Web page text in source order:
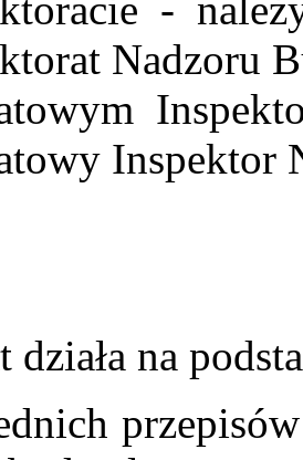
-
Nadzoru
Inspektor
działa na